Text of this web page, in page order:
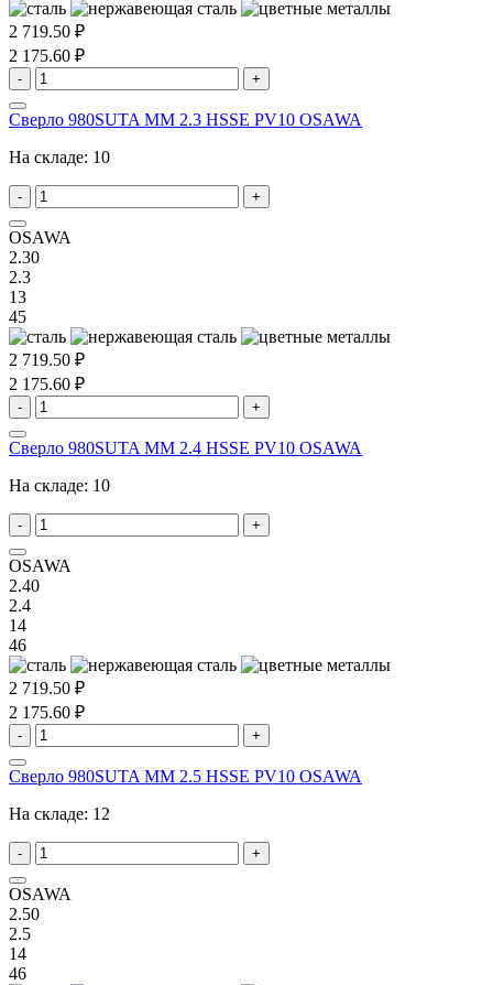
2 719.50 ₽
2 175.60 ₽
- +
Сверло 980SUTA MM 2.3 HSSE PV10 OSAWA
На складе: 10
- +
OSAWA
2.30
2.3
13
45
2 719.50 ₽
2 175.60 ₽
- +
Сверло 980SUTA MM 2.4 HSSE PV10 OSAWA
На складе: 10
- +
OSAWA
2.40
2.4
14
46
2 719.50 ₽
2 175.60 ₽
- +
Сверло 980SUTA MM 2.5 HSSE PV10 OSAWA
На складе: 12
- +
OSAWA
2.50
2.5
14
46